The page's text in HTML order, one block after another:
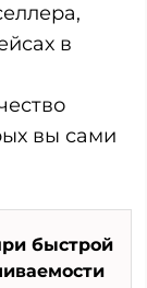
в
вы сами
быстрой